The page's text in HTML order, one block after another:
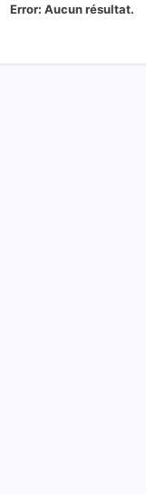
Error: Aucun résultat.